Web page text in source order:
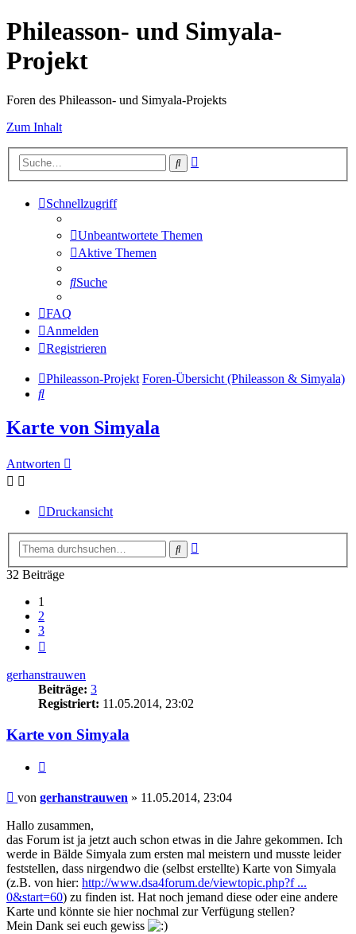
Phileasson- und Simyala-
Projekt
Foren des Phileasson- und Simyala-Projekts
Zum Inhalt
Suche
Schnellzugriff
Unbeantwortete Themen
Aktive Themen
Suche
FAQ
Anmelden
Registrieren
Phileasson-Projekt Foren-Übersicht (Phileasson & Simyala)
Suche
Karte von Simyala
Antworten
Druckansicht
Suche
32 Beiträge
1
2
3
gerhanstrauwen
Beiträge: 3
Registriert: 11.05.2014, 23:02
Karte von Simyala
Beitrag
von gerhanstrauwen » 11.05.2014, 23:04
Hallo zusammen,
das Forum ist ja jetzt auch schon etwas in die Jahre gekommen. Ich
werde in Bälde Simyala zum ersten mal meistern und musste leider
feststellen, dass nirgendwo die (selbst erstellte) Karte von Simyala
(z.B. von hier: http://www.dsa4forum.de/viewtopic.php?f ...
0&start=60) zu finden ist. Hat noch jemand diese oder eine andere
Karte und könnte sie hier nochmal zur Verfügung stellen?
Mein Dank sei euch gewiss